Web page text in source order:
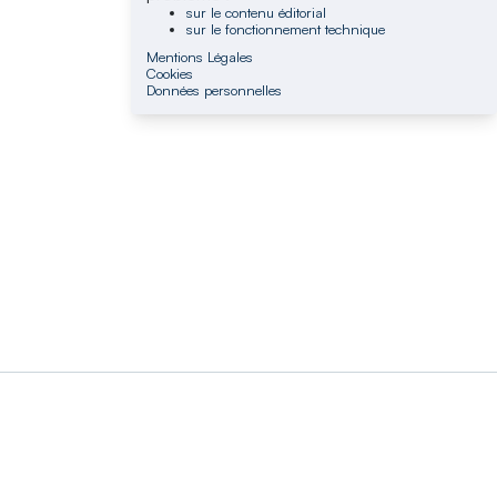
sur le contenu éditorial
sur le fonctionnement technique
Mentions Légales
Cookies
Données personnelles